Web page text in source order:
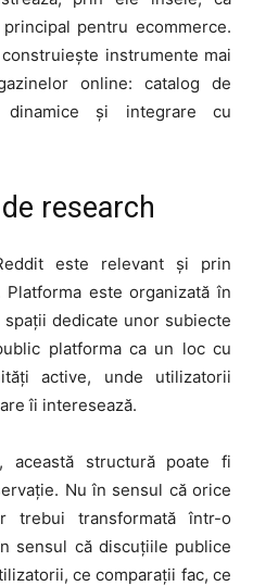
pentru ecommerce.
instrumente mai
online: catalog de
dinamice și integrare cu
research
este relevant și prin
este organizată în
dedicate unor subiecte
platforma ca un loc cu
active, unde utilizatorii
îi interesează.
această structură poate fi
Nu în sensul că orice
transformată într-o
sensul că discuțiile publice
ce comparații fac, ce